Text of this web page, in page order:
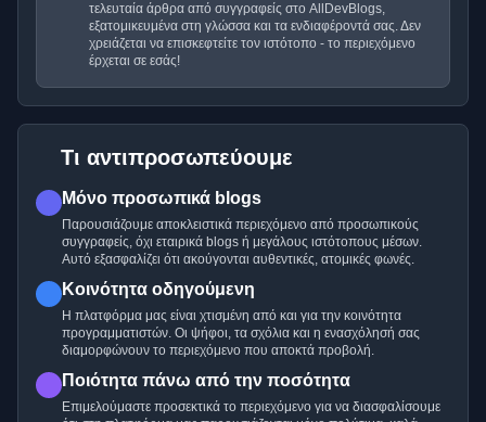
τελευταία άρθρα από συγγραφείς στο AllDevBlogs,
εξατομικευμένα στη γλώσσα και τα ενδιαφέροντά σας. Δεν
χρειάζεται να επισκεφτείτε τον ιστότοπο - το περιεχόμενο
έρχεται σε εσάς!
Τι αντιπροσωπεύουμε
Μόνο προσωπικά blogs
Παρουσιάζουμε αποκλειστικά περιεχόμενο από προσωπικούς
συγγραφείς, όχι εταιρικά blogs ή μεγάλους ιστότοπους μέσων.
Αυτό εξασφαλίζει ότι ακούγονται αυθεντικές, ατομικές φωνές.
Κοινότητα οδηγούμενη
Η πλατφόρμα μας είναι χτισμένη από και για την κοινότητα
προγραμματιστών. Οι ψήφοι, τα σχόλια και η ενασχόλησή σας
διαμορφώνουν το περιεχόμενο που αποκτά προβολή.
Ποιότητα πάνω από την ποσότητα
Επιμελούμαστε προσεκτικά το περιεχόμενο για να διασφαλίσουμε